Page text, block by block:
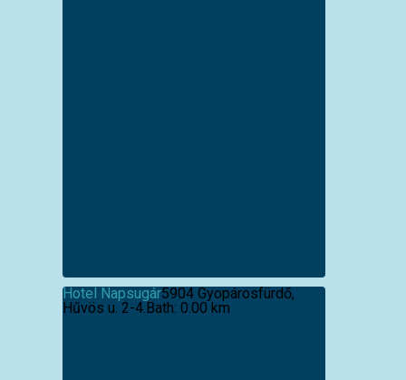
Hotel Napsugár5904 Gyopárosfürdő,
Hűvös u. 2-4.Bath: 0.00 km